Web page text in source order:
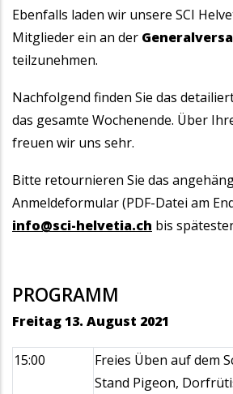
Ebenfalls laden wir unsere SCI
Mitglieder ein an der
teilzunehmen.
Nachfolgend finden Sie das
das gesamte Wochenende. Über
freuen wir uns sehr.
Bitte retournieren Sie das
Anmeldeformular (PDF-Datei am
info@sci-helvetia.ch bis
PROGRAMM
Freitag 13. August 2021
15:00
Freies Üben auf dem
Stand Pigeon,